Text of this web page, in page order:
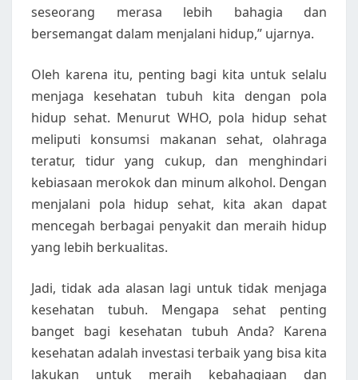
seseorang merasa lebih bahagia dan
bersemangat dalam menjalani hidup,” ujarnya.
Oleh karena itu, penting bagi kita untuk selalu
menjaga kesehatan tubuh kita dengan pola
hidup sehat. Menurut WHO, pola hidup sehat
meliputi konsumsi makanan sehat, olahraga
teratur, tidur yang cukup, dan menghindari
kebiasaan merokok dan minum alkohol. Dengan
menjalani pola hidup sehat, kita akan dapat
mencegah berbagai penyakit dan meraih hidup
yang lebih berkualitas.
Jadi, tidak ada alasan lagi untuk tidak menjaga
kesehatan tubuh. Mengapa sehat penting
banget bagi kesehatan tubuh Anda? Karena
kesehatan adalah investasi terbaik yang bisa kita
lakukan untuk meraih kebahagiaan dan